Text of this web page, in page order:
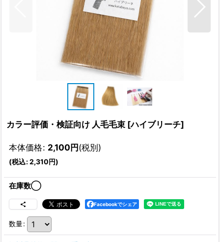
カラー評価・検証向け 人毛毛束 [ハイブリーチ]
本体価格: 2,100円(税別)
(税込:2,310円)
在庫数◯
Facebookでシェア
数量: